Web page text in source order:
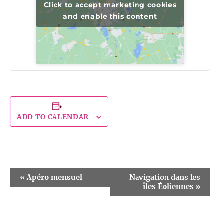
Click to accept marketing cookies
and enable this content
ADD TO CALENDAR
Event
Navigation
« Apéro mensuel
Navigation dans les
îles Éoliennes »